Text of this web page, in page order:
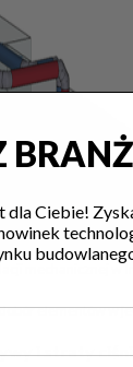
mechanicznej w
elementów w
i straty
dla Ciebie!